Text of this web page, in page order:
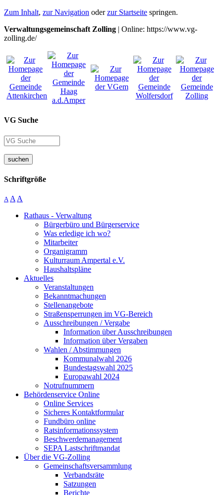
Zum Inhalt, zur Navigation oderzur Startseite springen.
Verwaltungsgemeinschaft Zolling | Online: https://www.vg-
zolling.de/
VG Suche
suchen
Schriftgröße
A A A
Rathaus - Verwaltung
Bürgerbüro und Bürgerservice
Was erledige ich wo?
Mitarbeiter
Organigramm
Kulturraum Ampertal e.V.
Haushaltspläne
Aktuelles
Veranstaltungen
Bekanntmachungen
Stellenangebote
Straßensperrungen im VG-Bereich
Ausschreibungen / Vergabe
Information über Ausschreibungen
Information über Vergaben
Wahlen / Abstimmungen
Kommunalwahl 2026
Bundestagswahl 2025
Europawahl 2024
Notrufnummern
Behördenservice Online
Online Services
Sicheres Kontaktformular
Fundbüro online
Ratsinformationssystem
Beschwerdemanagement
SEPA Lastschriftmandat
Über die VG-Zolling
Gemeinschaftsversammlung
Verbandsräte
Satzungen
Berichte